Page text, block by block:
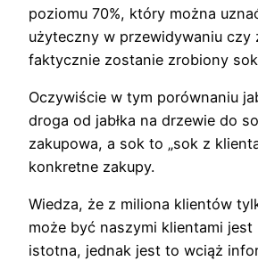
poziomu 70%, który można
użyteczny w przewidywaniu czy
faktycznie zostanie zrobiony
Oczywiście w tym porównaniu
droga od jabłka na drzewie do
zakupowa, a sok to „sok z
konkretne zakupy.
Wiedza, że z miliona klientów
może być naszymi klientami jest
istotna, jednak jest to wciąż